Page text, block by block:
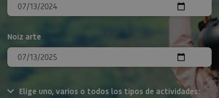
Noiz arte
Elige uno, varios o todos los tipos de actividades: